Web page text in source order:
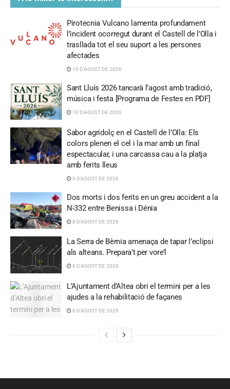
Pirotecnia Vulcano lamenta profundament
l’incident ocorregut durant el Castell de l’Olla i
trasllada tot el seu suport a les persones
afectades
10 D'AGOST DE 2026
Sant Lluís 2026 tancarà l’agost amb tradició,
música i festa [Programa de Festes en PDF]
10 D'AGOST DE 2026
Sabor agridolç en el Castell de l’Olla: Els
colors plenen el cel i la mar amb un final
espectacular, i una carcassa cau a la platja
amb ferits lleus
9 D'AGOST DE 2026
Dos morts i dos ferits en un greu accident a la
N-332 entre Benissa i Dénia
8 D'AGOST DE 2026
La Serra de Bèrnia amenaça de tapar l’eclipsi
als alteans. Prepara’t per vore’l
6 D'AGOST DE 2026
L’Ajuntament d’Altea obri el termini per a les
ajudes a la rehabilitació de façanes
6 D'AGOST DE 2026